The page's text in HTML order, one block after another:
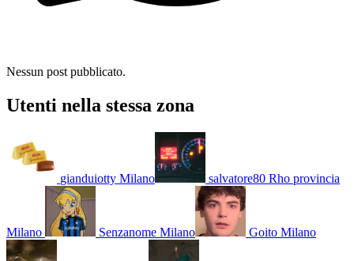
Nessun post pubblicato.
Utenti nella stessa zona
gianduiotty Milano salvatore80 Rho provincia
Milano Senzanome Milano Goito Milano